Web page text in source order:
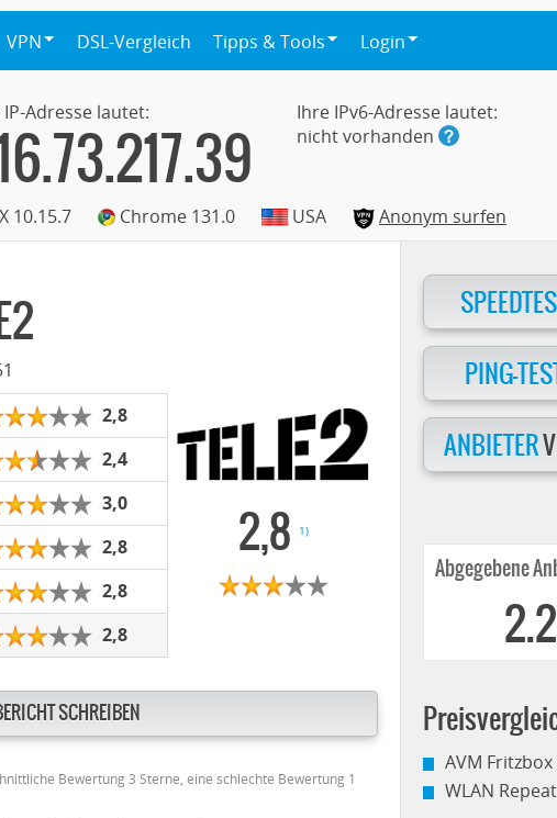
VPN DSL-Vergleich Tipps & Tools Login
Adresse lautet:
Ihre IPv6-Adresse lautet:
nicht vorhanden
10.15.7 Chrome 131.0 USA Anonym surfen
2,8 1)
2,8
2,4
3,0
2,8
2,8
2,8
SCHREIBEN
Bewertung 3 Sterne, eine schlechte Bewertung 1
PING-
ANBIETER
Abgegebene
AVM
WLAN